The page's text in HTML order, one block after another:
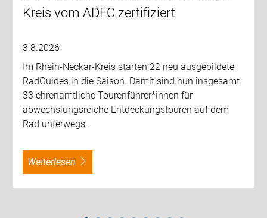
Kreis vom ADFC zertifiziert
3.8.2026
Im Rhein-Neckar-Kreis starten 22 neu ausgebildete
RadGuides in die Saison. Damit sind nun insgesamt
33 ehrenamtliche Tourenführer*innen für
abwechslungsreiche Entdeckungstouren auf dem
Rad unterwegs.
weiterlesen